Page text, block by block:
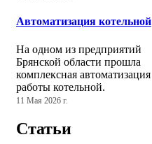
Автоматизация котельной
На одном из предприятий
Брянской области прошла
комплексная автоматизация
работы котельной.
11 Мая 2026 г.
Статьи